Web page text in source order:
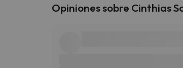
Opiniones sobre Cinthias